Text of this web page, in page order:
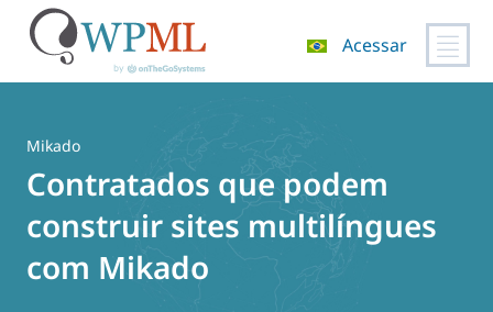
Acessar
Mikado
Contratados que podem
construir sites multilíngues
com Mikado